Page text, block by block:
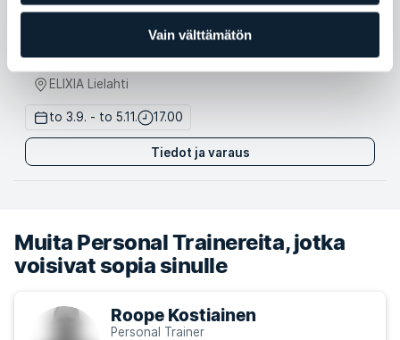
Vain välttämätön
Strength Boot Camp
ELIXIA Lielahti
to 3.9. - to 5.11. 17.00
Tiedot ja varaus
Muita Personal Trainereita, jotka
voisivat sopia sinulle
Roope Kostiainen
Personal Trainer